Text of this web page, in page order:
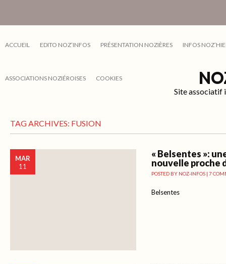
ACCUEIL EDITO NOZ’INFOS PRÉSENTATION NOZIÈRES INFOS
ASSOCIATIONS NOZIÉROISES COOKIES
Site associatif
TAG ARCHIVES: FUSION
MAR
11
« Belsentes »:
nouvelle proche
POSTED BY NOZ-INFOS | 7
Belsentes